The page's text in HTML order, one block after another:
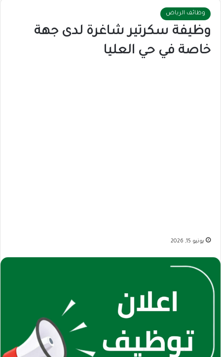
وظائف الرياض
وظيفة سكرتير شاغرة لدى جهة
خاصة في حي العليا
يونيو 15, 2026